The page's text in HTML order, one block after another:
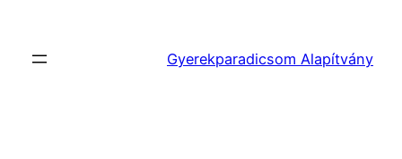
tartalomhoz
Gyerekparadicsom Alapítvány